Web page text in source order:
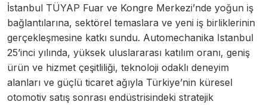
İstanbul TÜYAP Fuar ve Kongre Merkezi’nde yoğun iş
bağlantılarına, sektörel temaslara ve yeni iş birliklerinin
gerçekleşmesine katkı sundu. Automechanika Istanbul
25’inci yılında, yüksek uluslararası katılım oranı, geniş
ürün ve hizmet çeşitliliği, teknoloji odaklı deneyim
alanları ve güçlü ticaret ağıyla Türkiye’nin küresel
otomotiv satış sonrası endüstrisindeki stratejik